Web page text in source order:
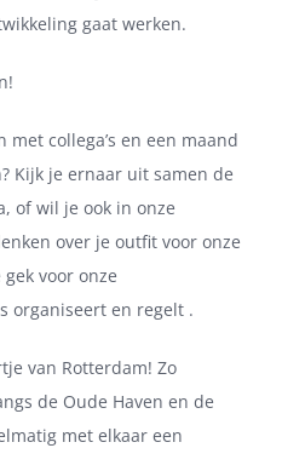
gaat werken.
collega’s en een maand
Kijk je ernaar uit samen de
of wil je ook in onze
over je outfit voor onze
voor onze
organiseert en regelt .
van Rotterdam! Zo
de Oude Haven en de
met elkaar een